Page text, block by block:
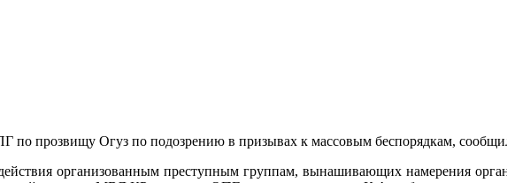
по прозвищу Огуз по подозрению в призывах к массовым беспорядкам,
организованным преступным группам, вынашивающих намерения